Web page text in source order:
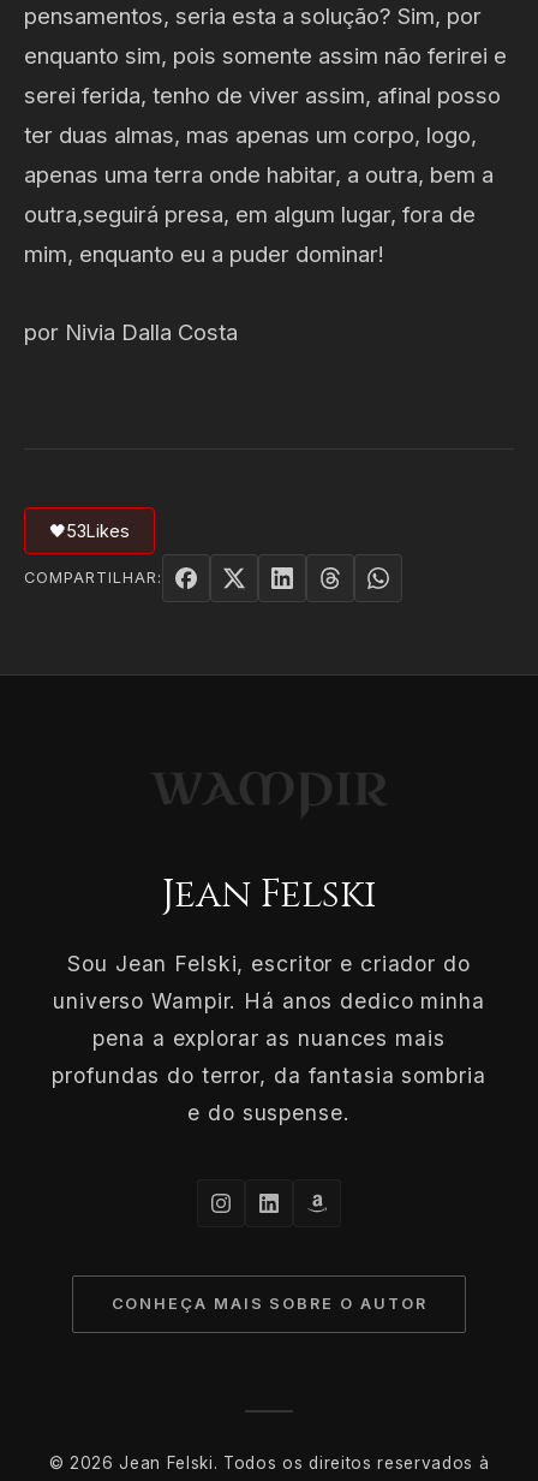
pensamentos, seria esta a solução? Sim, por
enquanto sim, pois somente assim não ferirei e
serei ferida, tenho de viver assim, afinal posso
ter duas almas, mas apenas um corpo, logo,
apenas uma terra onde habitar, a outra, bem a
outra,seguirá presa, em algum lugar, fora de
mim, enquanto eu a puder dominar!
por Nivia Dalla Costa
🖤53Likes
COMPARTILHAR:
Jean Felski
Sou Jean Felski, escritor e criador do
universo Wampir. Há anos dedico minha
pena a explorar as nuances mais
profundas do terror, da fantasia sombria
e do suspense.
CONHEÇA MAIS SOBRE O AUTOR
© 2026 Jean Felski. Todos os direitos reservados à